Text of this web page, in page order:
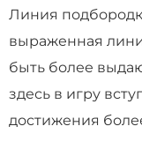
Линия
выраженная
быть более
здесь в игру
достижения